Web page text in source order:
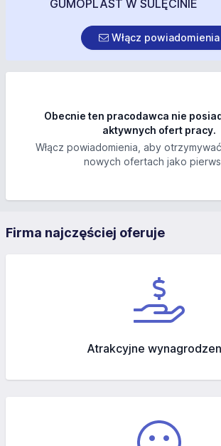
GUMOPLAST W SULĘCINIE
Włącz powiadomienia
Obecnie ten pracodawca nie
aktywnych ofert pracy.
Włącz powiadomienia, aby
nowych ofertach jako
Firma najczęściej oferuje
Atrakcyjne